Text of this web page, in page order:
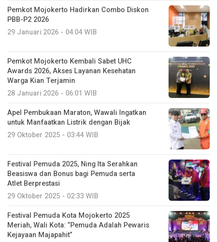
Pemkot Mojokerto Hadirkan Combo Diskon
PBB-P2 2026
29 Januari 2026 - 04:04 WIB
Pemkot Mojokerto Kembali Sabet UHC
Awards 2026, Akses Layanan Kesehatan
Warga Kian Terjamin
28 Januari 2026 - 06:01 WIB
Apel Pembukaan Maraton, Wawali Ingatkan
untuk Manfaatkan Listrik dengan Bijak
29 Oktober 2025 - 03:44 WIB
Festival Pemuda 2025, Ning Ita Serahkan
Beasiswa dan Bonus bagi Pemuda serta
Atlet Berprestasi
29 Oktober 2025 - 02:33 WIB
Festival Pemuda Kota Mojokerto 2025
Meriah, Wali Kota: “Pemuda Adalah Pewaris
Kejayaan Majapahit”